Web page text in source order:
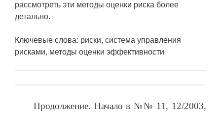
рассмотреть эти методы оценки риска более
детально.
Ключевые слова: риски, система управления
рисками, методы оценки эффективности
Продолжение. Начало в №№ 11, 12/2003,